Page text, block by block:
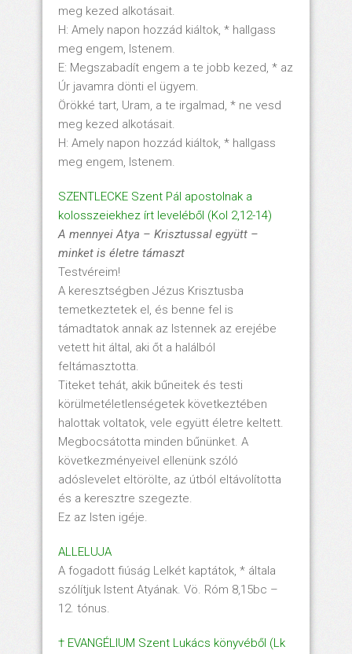
meg kezed alkotásait.
H: Amely napon hozzád kiáltok, * hallgass
meg engem, Istenem.
E: Megszabadít engem a te jobb kezed, * az
Úr javamra dönti el ügyem.
Örökké tart, Uram, a te irgalmad, * ne vesd
meg kezed alkotásait.
H: Amely napon hozzád kiáltok, * hallgass
meg engem, Istenem.
SZENTLECKE Szent Pál apostolnak a
kolosszeiekhez írt leveléből (Kol 2,12-14)
A mennyei Atya – Krisztussal együtt –
minket is életre támaszt
Testvéreim!
A keresztségben Jézus Krisztusba
temetkeztetek el, és benne fel is
támadtatok annak az Istennek az erejébe
vetett hit által, aki őt a halálból
feltámasztotta.
Titeket tehát, akik bűneitek és testi
körülmetéletlenségetek következtében
halottak voltatok, vele együtt életre keltett.
Megbocsátotta minden bűnünket. A
következményeivel ellenünk szóló
adóslevelet eltörölte, az útból eltávolította
és a keresztre szegezte.
Ez az Isten igéje.
ALLELUJA
A fogadott fiúság Lelkét kaptátok, * általa
szólítjuk Istent Atyának. Vö. Róm 8,15bc –
12. tónus.
† EVANGÉLIUM Szent Lukács könyvéből (Lk